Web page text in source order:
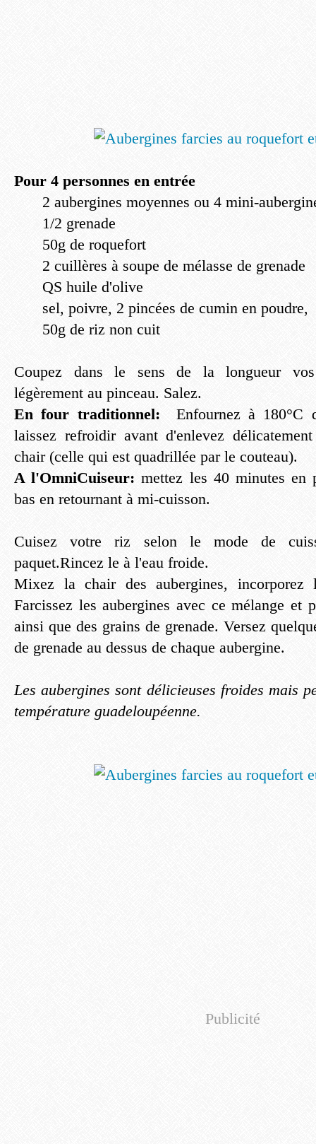
Pour 4 personnes en entrée
2 aubergines moyennes ou 4 mini-
1/2 grenade
50g de roquefort
2 cuillères à soupe de mélasse de grenade
QS huile d'olive
sel, poivre, 2 pincées de cumin en poudre,
50g de riz non cuit
Coupez dans le sens de la longueur vos
légèrement au pinceau. Salez.
En four traditionnel: Enfournez à 180°C
laissez refroidir avant d'enlevez
chair (celle qui est quadrillée par le couteau).
A l'OmniCuiseur: mettez les 40 minutes en
bas en retournant à mi-cuisson.
Cuisez votre riz selon le mode de
paquet.Rincez le à l'eau froide.
Mixez la chair des aubergines,
Farcissez les aubergines avec ce mélange et
ainsi que des grains de grenade. Versez
de grenade au dessus de chaque aubergine.
Les aubergines sont délicieuses froides mais
température guadeloupéenne.
Publicité